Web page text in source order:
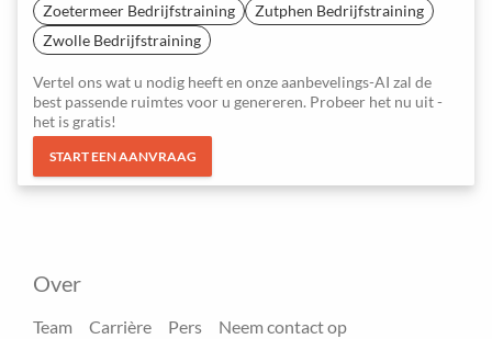
Zoetermeer Bedrijfstraining
Zutphen Bedrijfstraining
Zwolle Bedrijfstraining
Vertel ons wat u nodig heeft en onze aanbevelings-AI zal de
best passende ruimtes voor u genereren. Probeer het nu uit -
het is gratis!
START EEN AANVRAAG
Over
Team Carrière Pers Neem contact op